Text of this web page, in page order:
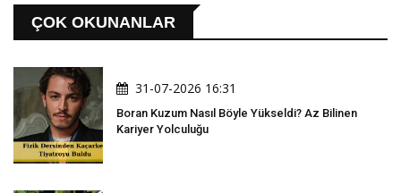
ÇOK OKUNANLAR
31-07-2026 16:31
Boran Kuzum Nasıl Böyle Yükseldi? Az Bilinen
Kariyer Yolculuğu